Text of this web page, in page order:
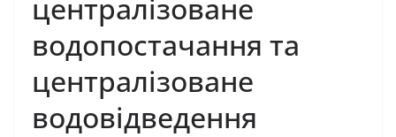
централізоване
водопостачання та
централізоване
водовідведення